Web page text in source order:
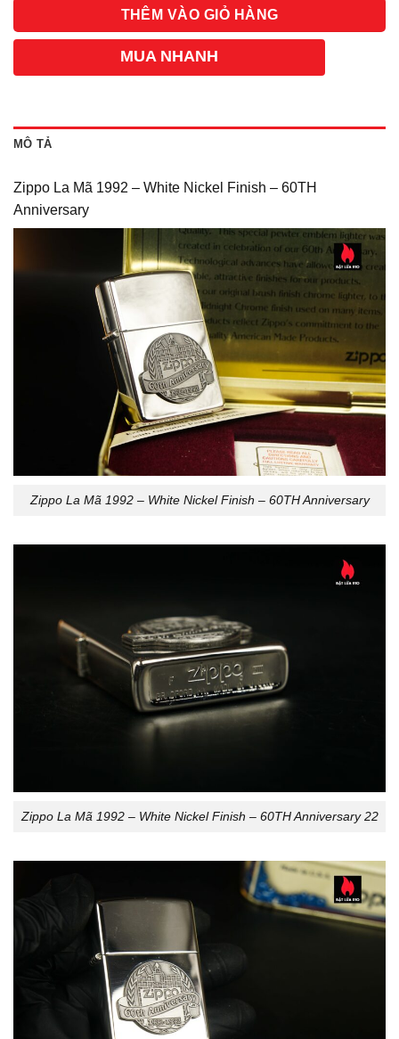
THÊM VÀO GIỎ HÀNG
MUA NHANH
MÔ TẢ
Zippo La Mã 1992 – White Nickel Finish – 60TH
Anniversary
Zippo La Mã 1992 – White Nickel Finish – 60TH Anniversary
Zippo La Mã 1992 – White Nickel Finish – 60TH Anniversary 22